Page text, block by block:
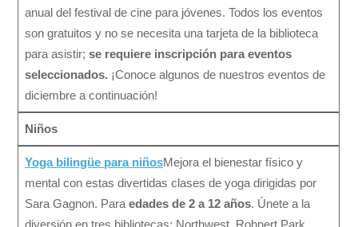
anual del festival de cine para jóvenes. Todos los eventos
son gratuitos y no se necesita una tarjeta de la biblioteca
para asistir; se requiere inscripción para eventos
seleccionados. ¡Conoce algunos de nuestros eventos de
diciembre a continuación!
Niños
Yoga bilingüe para niñosMejora el bienestar físico y
mental con estas divertidas clases de yoga dirigidas por
Sara Gagnon. Para edades de 2 a 12 años. Únete a la